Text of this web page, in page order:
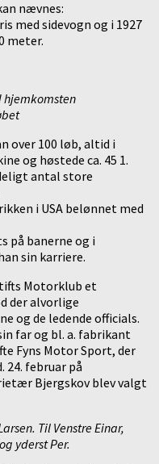
nævnes:
med sidevogn og i 1927
meter.
hjemkomsten
over 100 løb, altid i
og høstede ca. 45 1.
antal store
i USA belønnet med
på banerne og i
sin karriere.
Motorklub et
der alvorlige
og de ledende officials.
far og bl. a. fabrikant
Fyns Motor Sport, der
februar på
Bjergskov blev valgt
Til Venstre Einar,
yderst Per.